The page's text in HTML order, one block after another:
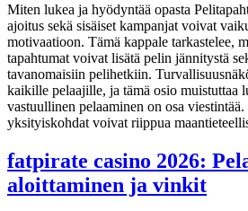
Miten lukea ja hyödyntää opasta
ajoitus sekä sisäiset kampanjat voivat
motivaatioon. Tämä kappale tarkastelee,
tapahtumat voivat lisätä pelin jännitystä
tavanomaisiin pelihetkiin.
kaikille pelaajille, ja tämä osio muistuttaa
vastuullinen pelaaminen on osa
yksityiskohdat voivat riippua
fatpirate casino 2026:
aloittaminen ja vinkit